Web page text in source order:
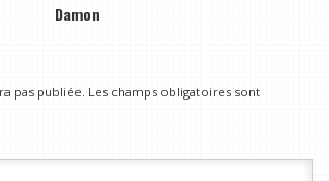
Damon
pas publiée. Les champs obligatoires sont